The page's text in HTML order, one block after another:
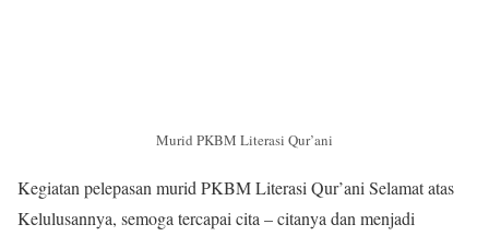
Murid PKBM Literasi Qur’ani
Kegiatan pelepasan murid PKBM Literasi Qur’ani Selamat atas
Kelulusannya, semoga tercapai cita – citanya dan menjadi